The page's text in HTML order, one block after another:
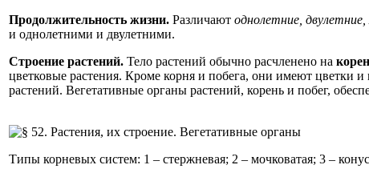
Продолжительность жизни. Различают однолетние,
и однолетними и двулетними.
Строение растений. Тело растений обычно расчленено на
цветковые растения. Кроме корня и побега, они имеют цветки
растений. Вегетативные органы растений, корень и побег,
Типы корневых систем: 1 – стержневая; 2 – мочковатая; 3 –